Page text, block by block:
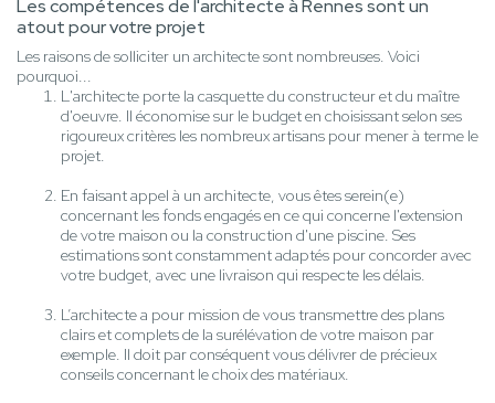
Les compétences de l'architecte à Rennes sont un
atout pour votre projet
Les raisons de solliciter un architecte sont nombreuses. Voici
pourquoi...
L'architecte porte la casquette du constructeur et du maître
d'oeuvre. Il économise sur le budget en choisissant selon ses
rigoureux critères les nombreux artisans pour mener à terme le
projet.
En faisant appel à un architecte, vous êtes serein(e)
concernant les fonds engagés en ce qui concerne l'extension
de votre maison ou la construction d'une piscine. Ses
estimations sont constamment adaptés pour concorder avec
votre budget, avec une livraison qui respecte les délais.
L’architecte a pour mission de vous transmettre des plans
clairs et complets de la surélévation de votre maison par
exemple. Il doit par conséquent vous délivrer de précieux
conseils concernant le choix des matériaux.